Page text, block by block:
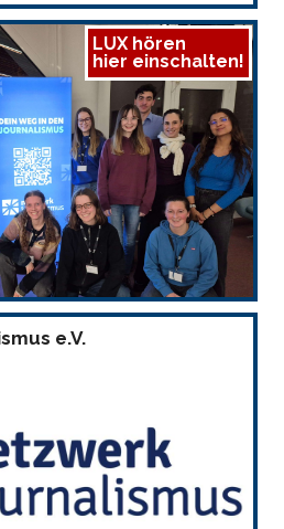
LUX hören
hier einschalten!
e.V.